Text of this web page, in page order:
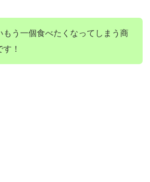
もう一個食べたくなってしまう商
！